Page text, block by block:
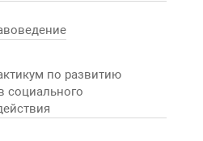
по развитию
социального